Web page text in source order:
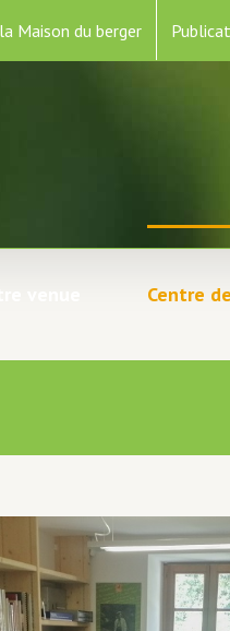
Maison du berger
Centre